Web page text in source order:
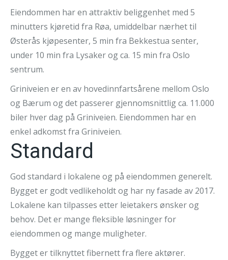
Eiendommen har en attraktiv beliggenhet med 5
minutters kjøretid fra Røa, umiddelbar nærhet til
Østerås kjøpesenter, 5 min fra Bekkestua senter,
under 10 min fra Lysaker og ca. 15 min fra Oslo
sentrum.
Griniveien er en av hovedinnfartsårene mellom Oslo
og Bærum og det passerer gjennomsnittlig ca. 11.000
biler hver dag på Griniveien. Eiendommen har en
enkel adkomst fra Griniveien.
Standard
God standard i lokalene og på eiendommen generelt.
Bygget er godt vedlikeholdt og har ny fasade av 2017.
Lokalene kan tilpasses etter leietakers ønsker og
behov. Det er mange fleksible løsninger for
eiendommen og mange muligheter.
Bygget er tilknyttet fibernett fra flere aktører.